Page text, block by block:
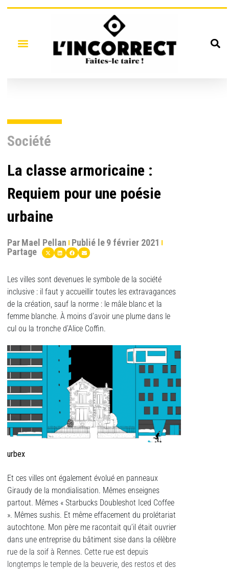
Société
La classe armoricaine :
Requiem pour une poésie
urbaine
ParMael Pellan Publié le9 février 2021
Partage
Les villes sont devenues le symbole de la société
inclusive : il faut y accueillir toutes les extravagances
de la création, sauf la norme : le mâle blanc et la
femme blanche. À moins d’avoir une plume dans le
cul ou la tronche d’Alice Coffin.
urbex
Et ces villes ont également évolué en panneaux
Giraudy de la mondialisation. Mêmes enseignes
partout. Mêmes « Starbucks Doubleshot Iced Coffee
». Mêmes sushis. Et même effacement du prolétariat
autochtone. Mon père me racontait qu’il était ouvrier
dans une entreprise du bâtiment sise dans la célèbre
rue de la soif à Rennes. Cette rue est depuis
longtemps le temple de la beuverie, des restos et des